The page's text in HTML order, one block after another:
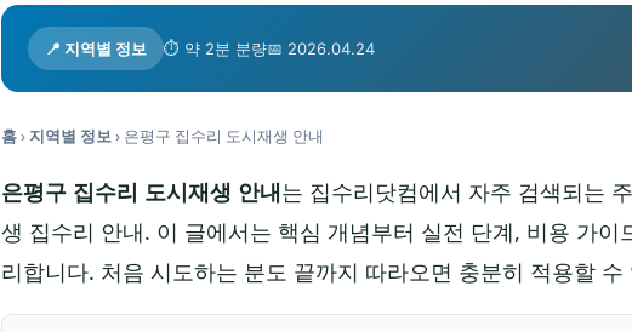
📍 지역별 정보 ⏱ 약 2분 분량📅 2026.04.24
홈› 지역별 정보› 은평구 집수리 도시재생 안내
은평구 집수리 도시재생 안내는 집수리닷컴에서 자주 검색되는
생 집수리 안내. 이 글에서는 핵심 개념부터 실전 단계, 비용 가이
리합니다. 처음 시도하는 분도 끝까지 따라오면 충분히 적용할